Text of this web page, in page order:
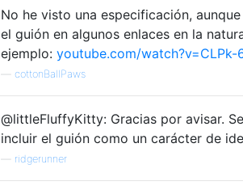
No he visto una especificación,
el guión en algunos enlaces en la
ejemplo: youtube.com/watch?v=CLPk-
cottonBallPaws
@littleFluffyKitty: Gracias por avisar.
incluir el guión como un carácter de
ridgerunner